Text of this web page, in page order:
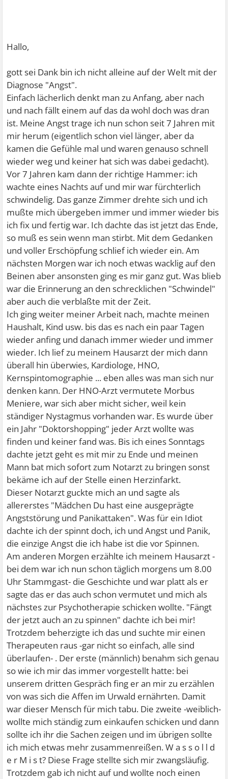
Hallo,
gott sei Dank bin ich nicht alleine auf der Welt mit der
Diagnose "Angst".
Einfach lächerlich denkt man zu Anfang, aber nach
und nach fällt einem auf das da wohl doch was dran
ist. Meine Angst trage ich nun schon seit 7 Jahren mit
mir herum (eigentlich schon viel länger, aber da
kamen die Gefühle mal und waren genauso schnell
wieder weg und keiner hat sich was dabei gedacht).
Vor 7 Jahren kam dann der richtige Hammer: ich
wachte eines Nachts auf und mir war fürchterlich
schwindelig. Das ganze Zimmer drehte sich und ich
mußte mich übergeben immer und immer wieder bis
ich fix und fertig war. Ich dachte das ist jetzt das Ende,
so muß es sein wenn man stirbt. Mit dem Gedanken
und voller Erschöpfung schlief ich wieder ein. Am
nächsten Morgen war ich noch etwas wacklig auf den
Beinen aber ansonsten ging es mir ganz gut. Was blieb
war die Erinnerung an den schrecklichen "Schwindel"
aber auch die verblaßte mit der Zeit.
Ich ging weiter meiner Arbeit nach, machte meinen
Haushalt, Kind usw. bis das es nach ein paar Tagen
wieder anfing und danach immer wieder und immer
wieder. Ich lief zu meinem Hausarzt der mich dann
überall hin überwies, Kardiologe, HNO,
Kernspintomographie ... eben alles was man sich nur
denken kann. Der HNO-Arzt vermutete Morbus
Meniere, war sich aber micht sicher, weil kein
ständiger Nystagmus vorhanden war. Es wurde über
ein Jahr "Doktorshopping" jeder Arzt wollte was
finden und keiner fand was. Bis ich eines Sonntags
dachte jetzt geht es mit mir zu Ende und meinen
Mann bat mich sofort zum Notarzt zu bringen sonst
bekäme ich auf der Stelle einen Herzinfarkt.
Dieser Notarzt guckte mich an und sagte als
allererstes "Mädchen Du hast eine ausgeprägte
Angststörung und Panikattaken". Was für ein Idiot
dachte ich der spinnt doch, ich und Angst und Panik,
die einzige Angst die ich habe ist die vor Spinnen.
Am anderen Morgen erzählte ich meinem Hausarzt -
bei dem war ich nun schon täglich morgens um 8.00
Uhr Stammgast- die Geschichte und war platt als er
sagte das er das auch schon vermutet und mich als
nächstes zur Psychotherapie schicken wollte. "Fängt
der jetzt auch an zu spinnen" dachte ich bei mir!
Trotzdem beherzigte ich das und suchte mir einen
Therapeuten raus -gar nicht so einfach, alle sind
überlaufen- . Der erste (männlich) benahm sich genau
so wie ich mir das immer vorgestellt hatte: bei
unserem dritten Gespräch fing er an mir zu erzählen
von was sich die Affen im Urwald ernährten. Damit
war dieser Mensch für mich tabu. Die zweite -weiblich-
wollte mich ständig zum einkaufen schicken und dann
sollte ich ihr die Sachen zeigen und im übrigen sollte
ich mich etwas mehr zusammenreißen. W a s s o l l d
e r M i s t? Diese Frage stellte sich mir zwangsläufig.
Trotzdem gab ich nicht auf und wollte noch einen